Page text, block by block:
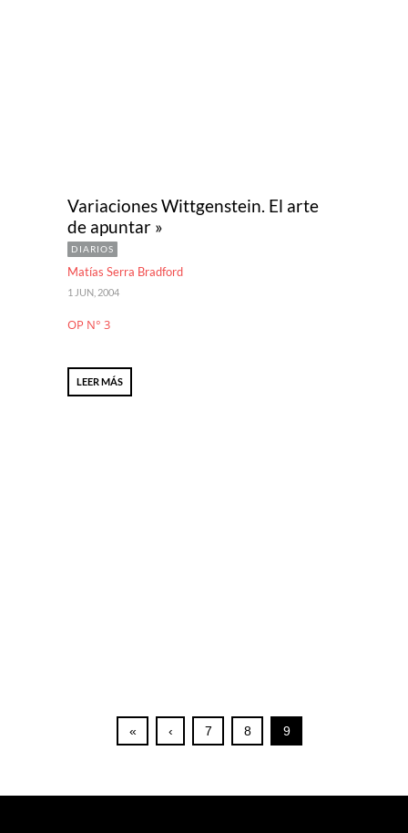
Variaciones Wittgenstein. El arte
de apuntar »
DIARIOS
Matías Serra Bradford
1 JUN, 2004
OP N° 3
LEER MÁS
« ‹ 7 8 9